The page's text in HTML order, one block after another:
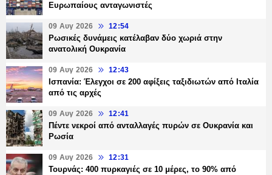
Ευρωπαίους ανταγωνιστές
09 Αυγ 2026 12:54
Ρωσικές δυνάμεις κατέλαβαν δύο χωριά στην
ανατολική Ουκρανία
09 Αυγ 2026 12:43
Ισπανία: Έλεγχοι σε 200 αφίξεις ταξιδιωτών από Ιταλία
από τις αρχές
09 Αυγ 2026 12:41
Πέντε νεκροί από ανταλλαγές πυρών σε Ουκρανία και
Ρωσία
09 Αυγ 2026 12:31
Τουρνάς: 400 πυρκαγιές σε 10 μέρες, το 90% από